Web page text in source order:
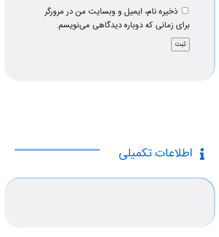
ذخیره نام، ایمیل و وبسایت من در مرورگر
برای زمانی که دوباره دیدگاهی می‌نویسم.
اطلاعات تکمیلی